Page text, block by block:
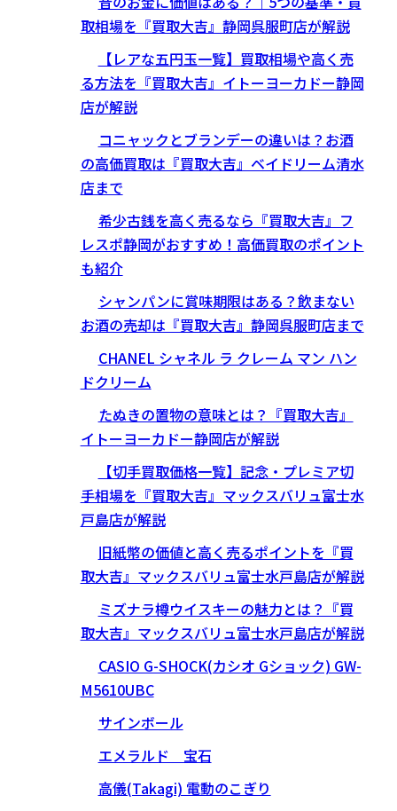
取相場を『買取大吉』静岡呉服町店が解説
【レアな五円玉一覧】買取相場や高く売
る方法を『買取大吉』イトーヨーカドー静岡
店が解説
コニャックとブランデーの違いは？お酒
の高価買取は『買取大吉』ベイドリーム清水
店まで
希少古銭を高く売るなら『買取大吉』フ
レスポ静岡がおすすめ！高価買取のポイント
も紹介
シャンパンに賞味期限はある？飲まない
お酒の売却は『買取大吉』静岡呉服町店まで
CHANEL シャネル ラ クレーム マン ハン
ドクリーム
たぬきの置物の意味とは？『買取大吉』
イトーヨーカドー静岡店が解説
【切手買取価格一覧】記念・プレミア切
手相場を『買取大吉』マックスバリュ富士水
戸島店が解説
旧紙幣の価値と高く売るポイントを『買
取大吉』マックスバリュ富士水戸島店が解説
ミズナラ樽ウイスキーの魅力とは？『買
取大吉』マックスバリュ富士水戸島店が解説
CASIO G-SHOCK(カシオ Gショック) GW-
M5610UBC
サインボール
エメラルド 宝石
高儀(Takagi) 電動のこぎり